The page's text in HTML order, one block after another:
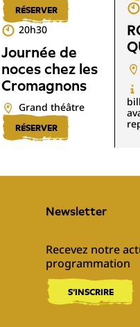
RÉSERVER
20h30
Journée de
noces chez les
Cromagnons
Grand théâtre
RÉSERVER
Newsletter
Recevez notre
programmation
S'INSCRIRE